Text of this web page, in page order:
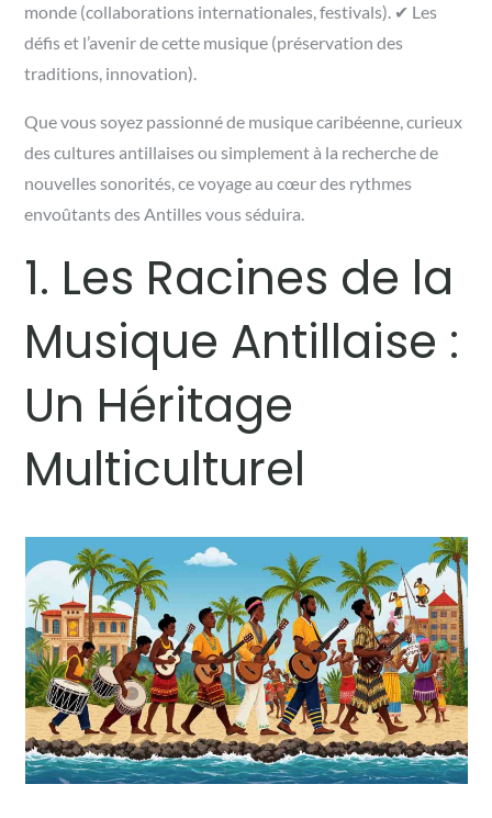
monde (collaborations internationales, festivals). ✔ Les
défis et l’avenir de cette musique (préservation des
traditions, innovation).
Que vous soyez passionné de musique caribéenne, curieux
des cultures antillaises ou simplement à la recherche de
nouvelles sonorités, ce voyage au cœur des rythmes
envoûtants des Antilles vous séduira.
1. Les Racines de la
Musique Antillaise :
Un Héritage
Multiculturel